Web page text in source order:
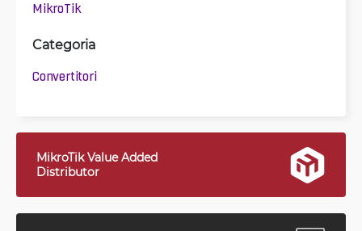
MikroTik
Categoria
Convertitori
MikroTik Value Added
Distributor